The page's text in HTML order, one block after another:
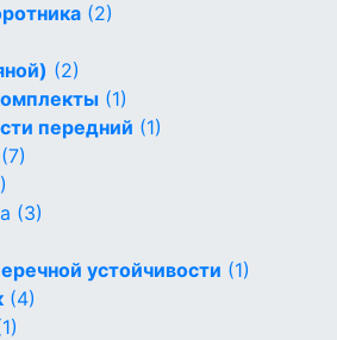
(2)
(2)
(1)
передний (1)
(7)
(3)
устойчивости (1)
(4)